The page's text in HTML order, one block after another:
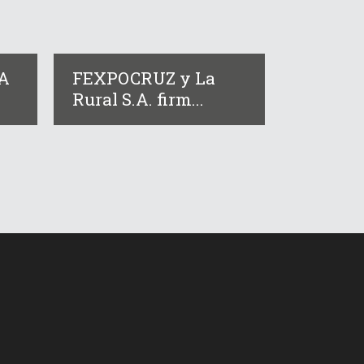
FEXPOCRUZ y La
Rural S.A. firm...